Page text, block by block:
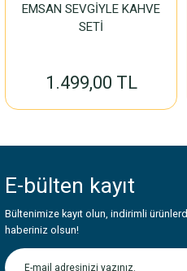
EMSAN SEVGİYLE KAHVE
SETİ
1.499,00 TL
E-bülten kayıt
Bültenimize kayıt olun, indirimli
haberiniz olsun!